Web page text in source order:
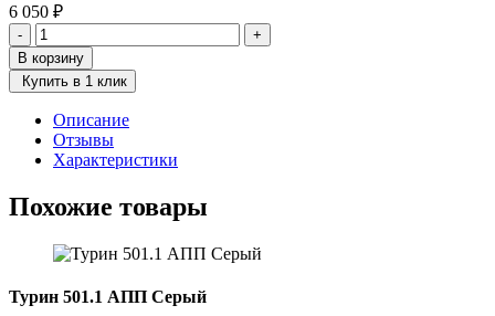
6 050 ₽
Количество
товара
Лион
Болтон
-
+
В корзину
Купить в 1 клик
Описание
Отзывы
Характеристики
Похожие товары
Турин 501.1 АПП Серый